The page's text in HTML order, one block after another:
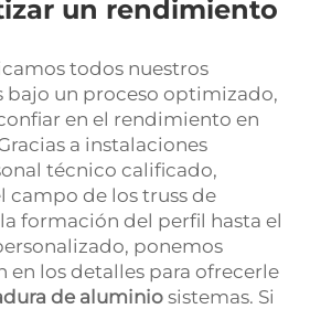
un rendimiento
todos nuestros
bajo un proceso optimizado,
en el rendimiento en
a instalaciones
técnico calificado,
campo de los truss de
formación del perfil hasta el
ponemos
en los detalles para ofrecerle
de aluminio sistemas. Si